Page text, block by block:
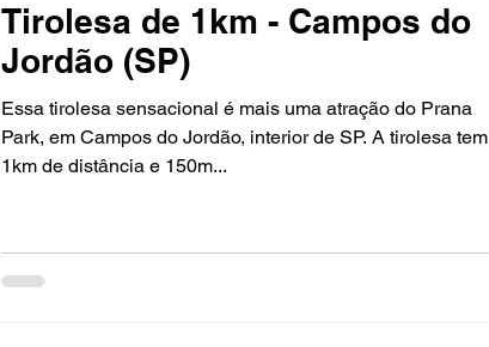
Tirolesa de 1km - Campos do
Jordão (SP)
Essa tirolesa sensacional é mais uma atração do Prana
Park, em Campos do Jordão, interior de SP. A tirolesa tem
1km de distância e 150m...